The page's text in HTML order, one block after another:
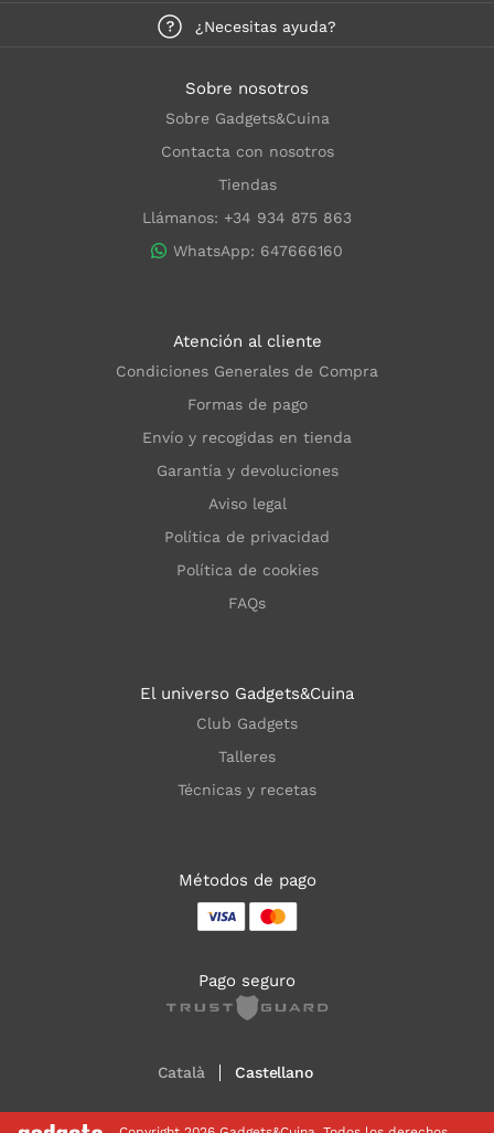
¿Necesitas ayuda?
Sobre nosotros
Sobre Gadgets&Cuina
Contacta con nosotros
Tiendas
Llámanos: +34 934 875 863
WhatsApp: 647666160
Atención al cliente
Condiciones Generales de Compra
Formas de pago
Envío y recogidas en tienda
Garantía y devoluciones
Aviso legal
Política de privacidad
Política de cookies
FAQs
El universo Gadgets&Cuina
Club Gadgets
Talleres
Técnicas y recetas
Métodos de pago
Pago seguro
Català Castellano